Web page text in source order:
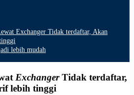
Exchanger Tidak terdaftar, Akan
lebih mudah
ExchangerTidak terdaftar,
lebih tinggi